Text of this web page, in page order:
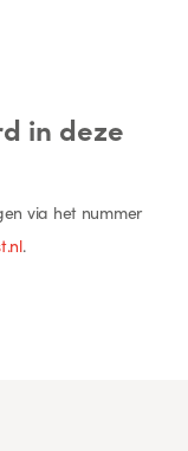
in deze
via het nummer
.